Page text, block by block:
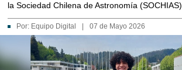
la Sociedad Chilena de Astronomía (SOCHIAS).
Por: Equipo Digital 07 de Mayo 2026